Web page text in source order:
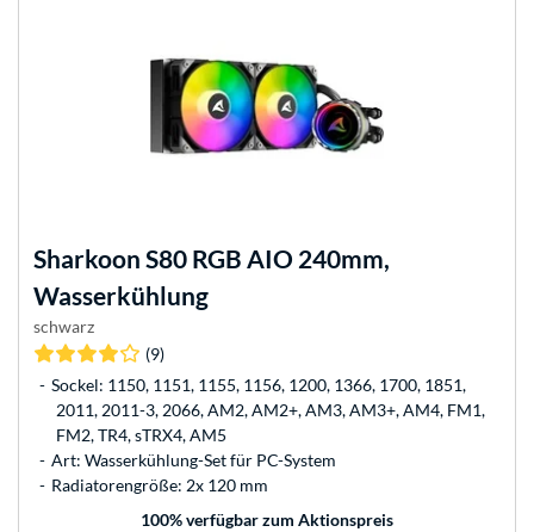
Sharkoon S80 RGB AIO 240mm,
Wasserkühlung
schwarz
(9)
Sockel: 1150, 1151, 1155, 1156, 1200, 1366, 1700, 1851,
2011, 2011-3, 2066, AM2, AM2+, AM3, AM3+, AM4, FM1,
FM2, TR4, sTRX4, AM5
Art: Wasserkühlung-Set für PC-System
Radiatorengröße: 2x 120 mm
100% verfügbar zum Aktionspreis